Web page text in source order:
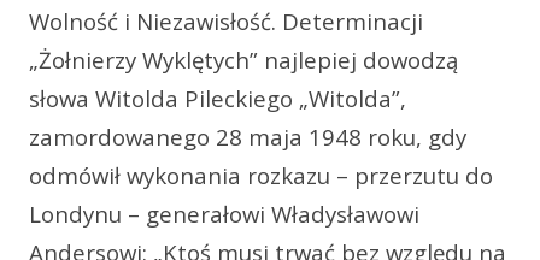
Wolność i Niezawisłość. Determinacji
„Żołnierzy Wyklętych” najlepiej dowodzą
słowa Witolda Pileckiego „Witolda”,
zamordowanego 28 maja 1948 roku, gdy
odmówił wykonania rozkazu – przerzutu do
Londynu – generałowi Władysławowi
Andersowi: „Ktoś musi trwać bez względu na